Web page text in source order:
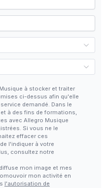
à stocker et traiter
ci-dessus afin qu'elle
demandé. Dans le
à des fins de formations,
avec Allegro Musique
Si vous ne le
effacer ces
l'indiquer à votre
consultez notre
mon image et mes
mon activité en
l'autorisation de